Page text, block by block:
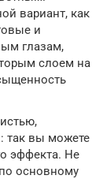
вариант, как
и
глазам,
слоем на
так вы можете
эффекта. Не
основному